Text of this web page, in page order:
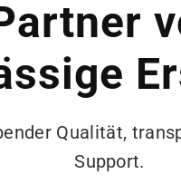
Qualität,
Support.